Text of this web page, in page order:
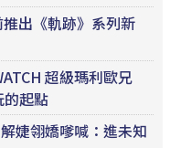
出《軌跡》系列新
超級瑪利歐兄
的起點
婕翎嬌嗲喊：進未知